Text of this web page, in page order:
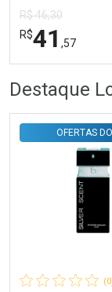
Por R$ 31,35/
Por R$ 31,35/
R$ 46,30
R$41 ,57
Laboratório
Por Menos
Destaque
OFERTAS